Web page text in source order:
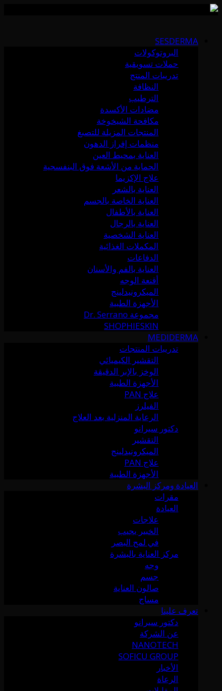
content
SESDERMA
البروتوكولات
حملات تسويقية
تدريبات المنتج
النظافة
الترطيب
مضادات الأكسدة
مكافحة الشيخوخة
المنتجات المزيلة للتصبغ
منظمات إفراز الدهون
العناية بمحيط العين
الحماية من الأشعة فوق البنفسجية
علاج الإكزيما
العناية بالشعر
العناية الخاصة بالجسم
العناية بالأطفال
العناية بالرجال
العناية الشخصية
المكملات الغذائية
الدفاعات
العناية بالفم والأسنان
أقنعة الوجه
الميكرونيدلينج
الأجهزة الطبية
مجموعة Dr. Serrano
SHOPHIESKIN
MEDIDERMA
تدريبات المنتجات
التقشير الكيميائي
الوخز بالإبر الدقيقة
الأجهزة الطبية
علاج PAN
الفيلرز
الرعاية المنزلية بعد العلاج
دكتور سيرانو
التقشير
الميكرونيدلينج
علاج PAN
الأجهزة الطبية
العيادة ومركز البشرة
مقرات
العيادة
علاجات
الخبير يجيب
في لمح البصر
مركز العناية بالبشرة
وجه
جسم
صالون العناية
مساج
تعرف علينا
دكتور سيرانو
عن الشركة
NANOTECH
SOFICU GROUP
الأخبار
الرعاة